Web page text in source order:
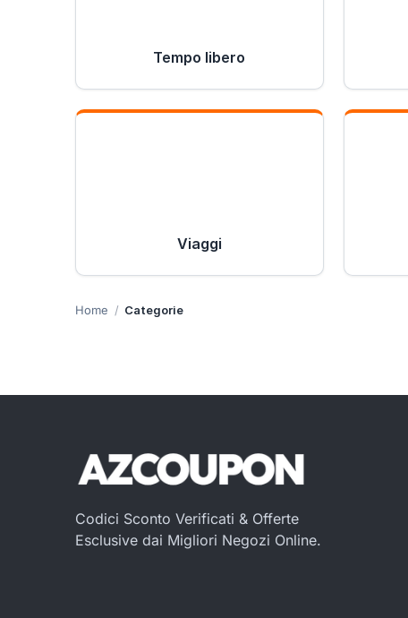
Tempo libero
Viaggi
Home Categorie
Codici Sconto Verificati & Offerte
Esclusive dai Migliori Negozi Online.